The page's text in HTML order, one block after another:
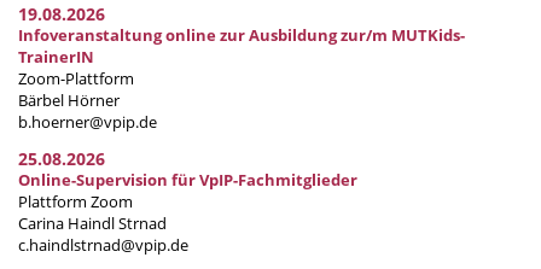
19.08.2026
Infoveranstaltung online zur Ausbildung zur/m MUTKids-
TrainerIN
Zoom-Plattform
Bärbel Hörner
b.hoerner@vpip.de
25.08.2026
Online-Supervision für VpIP-Fachmitglieder
Plattform Zoom
Carina Haindl Strnad
c.haindlstrnad@vpip.de